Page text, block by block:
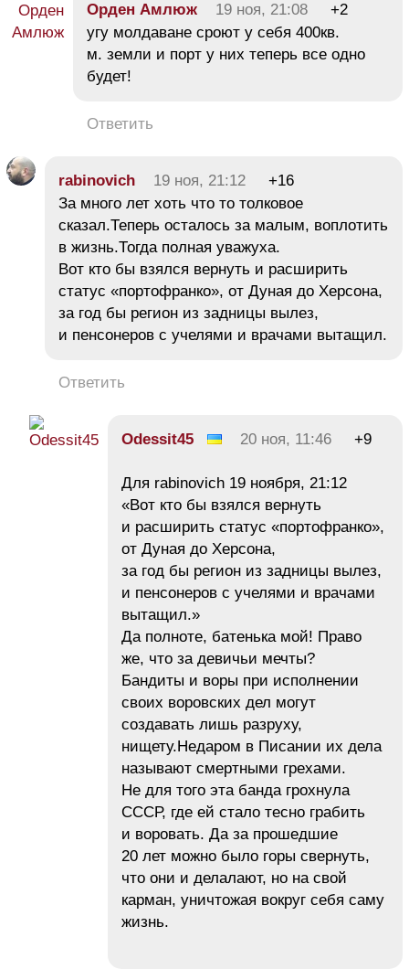
Орден Амлюж 19 ноя, 21:08
+2
угу молдаване сроют у себя 400кв.
м. земли и порт у них теперь все одно
будет!
Ответить
rabinovich 19 ноя, 21:12
+16
За много лет хоть что то толковое
сказал.Теперь осталось за малым, воплотить
в жизнь.Тогда полная уважуха.
Вот кто бы взялся вернуть и расширить
статус «портофранко», от Дуная до Херсона,
за год бы регион из задницы вылез,
и пенсонеров с учелями и врачами вытащил.
Ответить
Odessit45 20 ноя, 11:46 +9
Для rabinovich 19 ноября, 21:12
«Вот кто бы взялся вернуть
и расширить статус «портофранко»,
от Дуная до Херсона,
за год бы регион из задницы вылез,
и пенсонеров с учелями и врачами
вытащил.»
Да полноте, батенька мой! Право
же, что за девичьи мечты?
Бандиты и воры при исполнении
своих воровских дел могут
создавать лишь разруху,
нищету.Недаром в Писании их дела
называют смертными грехами.
Не для того эта банда грохнула
СССР, где ей стало тесно грабить
и воровать. Да за прошедшие
20 лет можно было горы свернуть,
что они и делалают, но на свой
карман, уничтожая вокруг себя саму
жизнь.